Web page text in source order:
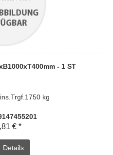
- 1 ST
kg
€ *
Details